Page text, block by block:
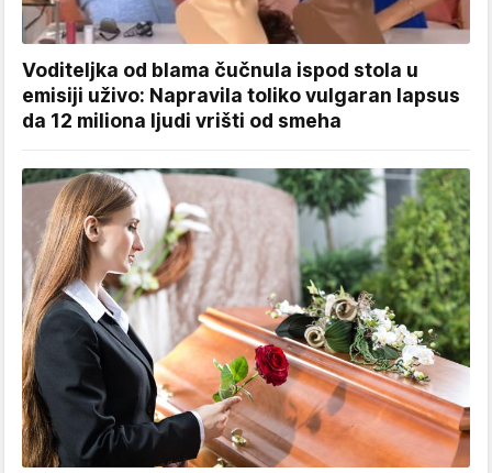
Voditeljka od blama čučnula ispod stola u
emisiji uživo: Napravila toliko vulgaran lapsus
da 12 miliona ljudi vrišti od smeha